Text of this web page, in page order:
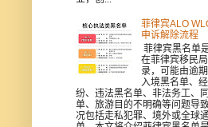
菲律宾ALO
申诉解除流程
菲律宾黑名单
在菲律宾移民
录，可能由逾期
入境黑名单、
纷、违法黑名单、非法务工、
单、旅游目的不明确等问题导
况包括走私犯罪、境外或全球